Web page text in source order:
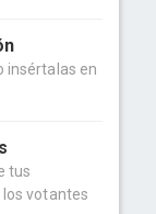
insértalas en
tus
votantes